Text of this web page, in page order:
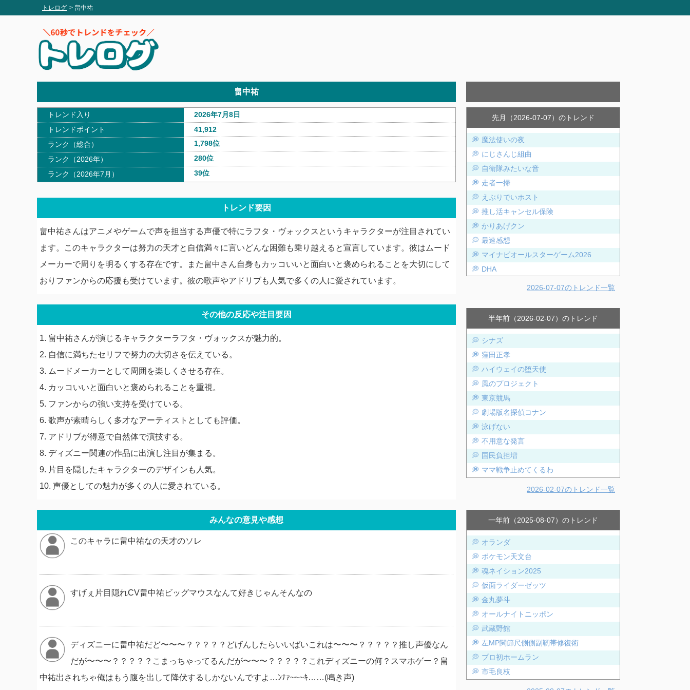
トレログ > 畠中祐
畠中祐
トレンド入り
トレンドポイント
ランク（総合）
ランク（2026年）
ランク（2026年7月）
2026年7月8日
41,912
1,798位
280位
39位
トレンド要因
畠中祐さんはアニメやゲームで声を担当する声優で特にラフタ・ヴォックスというキャラクターが注目されてい
ます。このキャラクターは努力の天才と自信満々に言いどんな困難も乗り越えると宣言しています。彼はムード
メーカーで周りを明るくする存在です。また畠中さん自身もカッコいいと面白いと褒められることを大切にして
おりファンからの応援も受けています。彼の歌声やアドリブも人気で多くの人に愛されています。
その他の反応や注目要因
1. 畠中祐さんが演じるキャラクターラフタ・ヴォックスが魅力的。
2. 自信に満ちたセリフで努力の大切さを伝えている。
3. ムードメーカーとして周囲を楽しくさせる存在。
4. カッコいいと面白いと褒められることを重視。
5. ファンからの強い支持を受けている。
6. 歌声が素晴らしく多才なアーティストとしても評価。
7. アドリブが得意で自然体で演技する。
8. ディズニー関連の作品に出演し注目が集まる。
9. 片目を隠したキャラクターのデザインも人気。
10. 声優としての魅力が多くの人に愛されている。
みんなの意見や感想
このキャラに畠中祐なの天才のソレ
すげぇ片目隠れCV畠中祐ビッグマウスなんて好きじゃんそんなの
ディズニーに畠中祐だど〜〜〜？？？？？どげんしたらいいばいこれは〜〜〜？？？？？推し声優なん
だが〜〜〜？？？？？こまっちゃってるんだが〜〜〜？？？？？これディズニーの何？スマホゲー？畠
中祐出されちゃ俺はもう腹を出して降伏するしかないんですよ…ﾝﾅｧ~~~ｷ……(鳴き声)
先月（2026-07-07）のトレンド
魔法使いの夜
にじさんじ組曲
自衛隊みたいな音
走者一掃
えぶりでいホスト
推し活キャンセル保険
かりあげクン
最速感想
マイナビオールスターゲーム2026
DHA
2026-07-07のトレンド一覧
半年前（2026-02-07）のトレンド
シナズ
窪田正孝
ハイウェイの堕天使
風のプロジェクト
東京競馬
劇場版名探偵コナン
泳げない
不用意な発言
国民負担増
ママ戦争止めてくるわ‌
2026-02-07のトレンド一覧
一年前（2025-08-07）のトレンド
オランダ
ポケモン天文台
魂ネイション2025
仮面ライダーゼッツ
金丸夢斗
オールナイトニッポン
武蔵野館
左MP関節尺側側副靭帯修復術
プロ初ホームラン
市毛良枝